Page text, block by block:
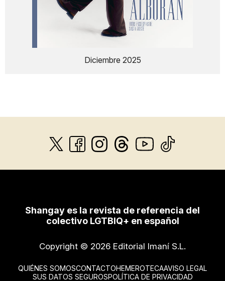
Diciembre 2025
Shangay es la revista de referencia del
colectivo LGTBIQ+ en español
Copyright © 2026 Editorial Imaní S.L.
QUIÉNES SOMOSCONTACTOHEMEROTECAAVISO LEGAL
SUS DATOS SEGUROSPOLÍTICA DE PRIVACIDAD